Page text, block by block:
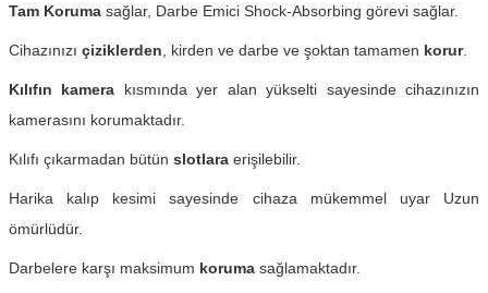
Tam Koruma sağlar, Darbe Emici Shock-Absorbing görevi sağlar.
Cihazınızı çiziklerden , kirden ve darbe ve şoktan tamamen korur.
Kılıfın kamera kısmında yer alan yükselti sayesinde cihazınızın
kamerasını korumaktadır.
Kılıfı çıkarmadan bütün slotlara erişilebilir.
Harika kalıp kesimi sayesinde cihaza mükemmel uyar Uzun
ömürlüdür.
Darbelere karşı maksimum koruma sağlamaktadır.